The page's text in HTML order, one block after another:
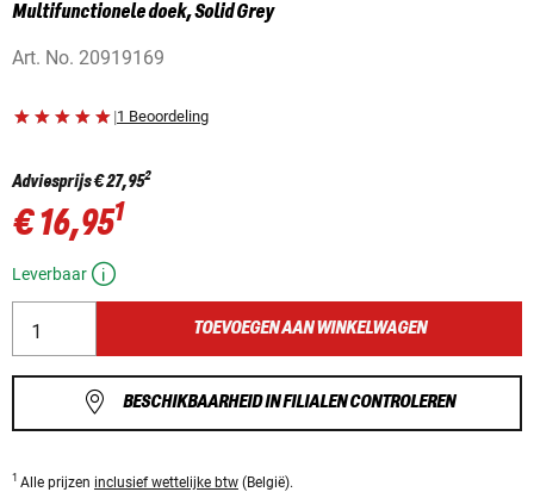
Multifunctionele doek, Solid Grey
Art. No. 20919169
|1 Beoordeling
Adviesprijs€ 27,952
€ 16,951
Leverbaar
TOEVOEGEN AAN WINKELWAGEN
BESCHIKBAARHEID IN FILIALEN CONTROLEREN
1 Alle prijzen inclusief wettelijke btw (België).